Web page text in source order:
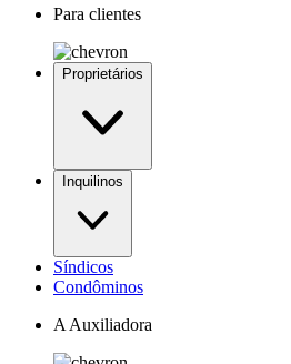
Para clientes
Proprietários
Inquilinos
Síndicos
Condôminos
A Auxiliadora